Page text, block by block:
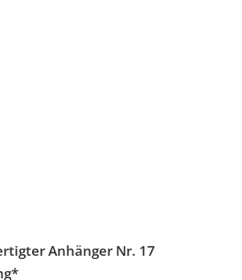
Anhänger Nr. 17
*